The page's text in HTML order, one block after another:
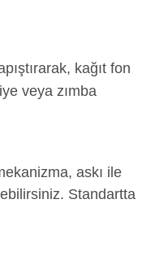
kağıt fon
veya zımba
askı ile
Standartta